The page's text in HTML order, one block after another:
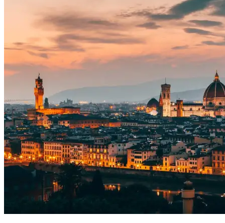
大
利】
準
備
就
緒：
住
宿
以
及
機
票
篇